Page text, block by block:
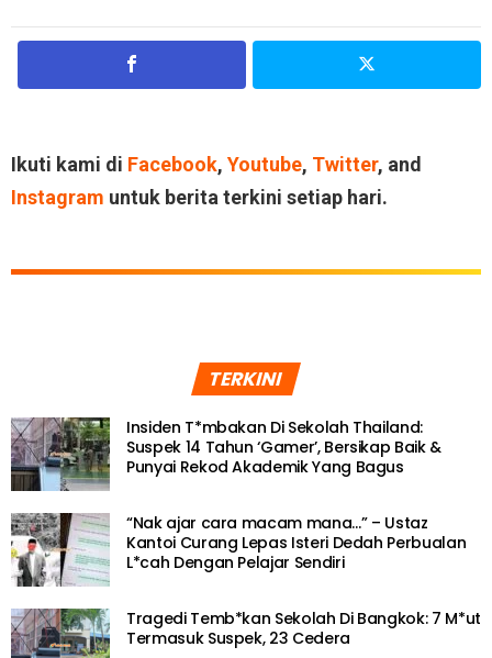
Ikuti kami di Facebook, Youtube, Twitter, and
Instagram untuk berita terkini setiap hari.
TERKINI
Insiden T*mbakan Di Sekolah Thailand:
Suspek 14 Tahun ‘Gamer’, Bersikap Baik &
Punyai Rekod Akademik Yang Bagus
“Nak ajar cara macam mana…” – Ustaz
Kantoi Curang Lepas Isteri Dedah Perbualan
L*cah Dengan Pelajar Sendiri
Tragedi Temb*kan Sekolah Di Bangkok: 7 M*ut
Termasuk Suspek, 23 Cedera